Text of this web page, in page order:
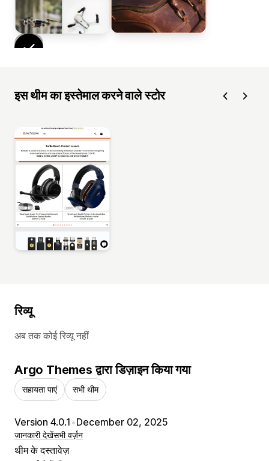
इस थीम का इस्तेमाल करने वाले स्टोर
रिव्यू
अब तक कोई रिव्यू नहीं
Argo Themes द्वारा डिज़ाइन किया गया
सहायता पाएं सभी थीम
Version 4.0.1 •December 02, 2025
जानकारी देखेंसभी वर्ज़न
थीम के दस्तावेज़